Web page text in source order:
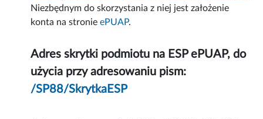
Niezbędnym do skorzystania z niej jest założenie
konta na stronieePUAP.
Adres skrytki podmiotu na ESP ePUAP, do
użycia przy adresowaniu pism:
/SP88/SkrytkaESP